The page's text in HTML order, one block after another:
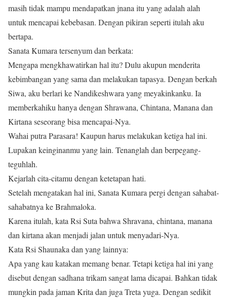
masih tidak mampu mendapatkan jnana itu yang adalah alah
untuk mencapai kebebasan. Dengan pikiran seperti itulah aku
bertapa.
Sanata Kumara tersenyum dan berkata:
Mengapa mengkhawatirkan hal itu? Dulu akupun menderita
kebimbangan yang sama dan melakukan tapasya. Dengan berkah
Siwa, aku berlari ke Nandikeshwara yang meyakinkanku. Ia
memberkahiku hanya dengan Shrawana, Chintana, Manana dan
Kirtana seseorang bisa mencapai-Nya.
Wahai putra Parasara! Kaupun harus melakukan ketiga hal ini.
Lupakan keinginanmu yang lain. Tenanglah dan berpegang-
teguhlah.
Kejarlah cita-citamu dengan ketetapan hati.
Setelah mengatakan hal ini, Sanata Kumara pergi dengan sahabat-
sahabatnya ke Brahmaloka.
Karena itulah, kata Rsi Suta bahwa Shravana, chintana, manana
dan kirtana akan menjadi jalan untuk menyadari-Nya.
Kata Rsi Shaunaka dan yang lainnya:
Apa yang kau katakan memang benar. Tetapi ketiga hal ini yang
disebut dengan sadhana trikam sangat lama dicapai. Bahkan tidak
mungkin pada jaman Krita dan juga Treta yuga. Dengan sedikit